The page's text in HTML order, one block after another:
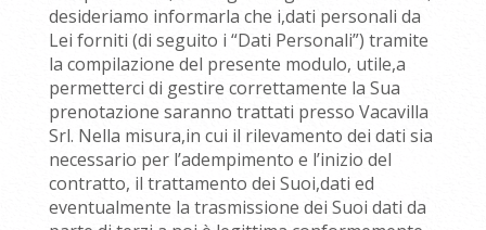
desideriamo informarla che i,dati personali da
Lei forniti (di seguito i “Dati Personali”) tramite
la compilazione del presente modulo, utile,a
permetterci di gestire correttamente la Sua
prenotazione saranno trattati presso Vacavilla
Srl. Nella misura,in cui il rilevamento dei dati sia
necessario per l’adempimento e l’inizio del
contratto, il trattamento dei Suoi,dati ed
eventualmente la trasmissione dei Suoi dati da